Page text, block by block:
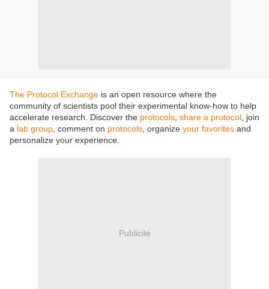
The Protocol Exchange is an open resource where the
community of scientists pool their experimental know-how to help
accelerate research. Discover the protocols share a protocol , join
a lab group , comment on protocols , organize your favorites and
personalize your experience.
Publicité